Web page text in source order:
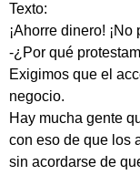
Texto:
¡Ahorre dinero!
-¿Por qué
Exigimos que el
negocio.
Hay mucha gente
con eso de que los
sin acordarse de